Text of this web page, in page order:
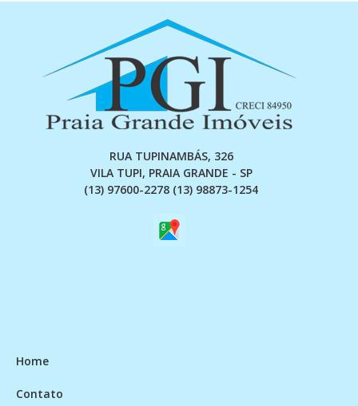
RUA TUPINAMBÁS, 326
VILA TUPI, PRAIA GRANDE - SP
(13) 97600-2278 (13) 98873-1254
Home
Contato